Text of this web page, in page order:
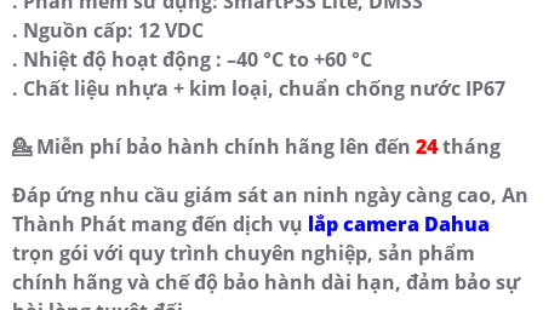
. Nguồn cấp: 12 VDC
. Nhiệt độ hoạt động : –40 °C to +60 °C
. Chất liệu nhựa + kim loại, chuẩn chống nước IP67
💁 Miễn phí bảo hành chính hãng lên đến 24tháng
Đáp ứng nhu cầu giám sát an ninh ngày càng cao, An
Thành Phát mang đến dịch vụ lắp camera Dahua
trọn gói với quy trình chuyên nghiệp, sản phẩm
chính hãng và chế độ bảo hành dài hạn, đảm bảo sự